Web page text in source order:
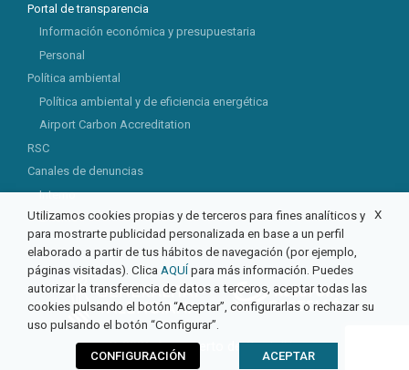
Portal de transparencia
Información económica y presupuestaria
Personal
Política ambiental
Política ambiental y de eficiencia energética
Airport Carbon Accreditation
RSC
Canales de denuncias
Interno
Externo
© 2026 Aeropuerto de Castellón
X
Utilizamos cookies propias y de terceros para fines analíticos y
para mostrarte publicidad personalizada en base a un perfil
elaborado a partir de tus hábitos de navegación (por ejemplo,
páginas visitadas). Clica AQUÍ para más información. Puedes
autorizar la transferencia de datos a terceros, aceptar todas las
cookies pulsando el botón “Aceptar”, configurarlas o rechazar su
uso pulsando el botón “Configurar”.
CONFIGURACIÓN ACEPTAR